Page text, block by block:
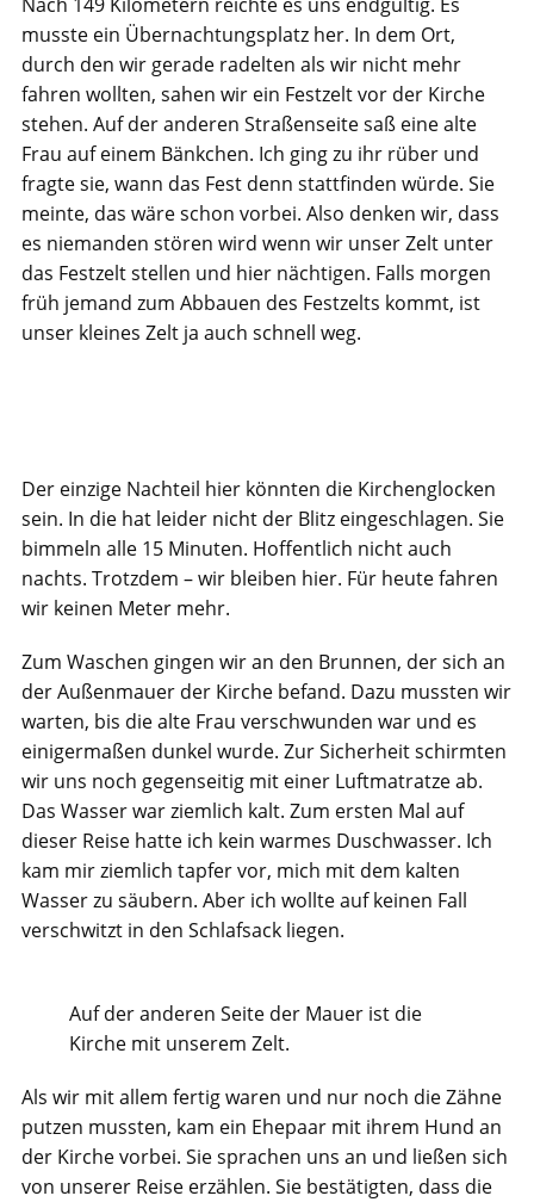
musste ein Übernachtungsplatz her. In dem Ort,
durch den wir gerade radelten als wir nicht mehr
fahren wollten, sahen wir ein Festzelt vor der Kirche
stehen. Auf der anderen Straßenseite saß eine alte
Frau auf einem Bänkchen. Ich ging zu ihr rüber und
fragte sie, wann das Fest denn stattfinden würde. Sie
meinte, das wäre schon vorbei. Also denken wir, dass
es niemanden stören wird wenn wir unser Zelt unter
das Festzelt stellen und hier nächtigen. Falls morgen
früh jemand zum Abbauen des Festzelts kommt, ist
unser kleines Zelt ja auch schnell weg.
Der einzige Nachteil hier könnten die Kirchenglocken
sein. In die hat leider nicht der Blitz eingeschlagen. Sie
bimmeln alle 15 Minuten. Hoffentlich nicht auch
nachts. Trotzdem – wir bleiben hier. Für heute fahren
wir keinen Meter mehr.
Zum Waschen gingen wir an den Brunnen, der sich an
der Außenmauer der Kirche befand. Dazu mussten wir
warten, bis die alte Frau verschwunden war und es
einigermaßen dunkel wurde. Zur Sicherheit schirmten
wir uns noch gegenseitig mit einer Luftmatratze ab.
Das Wasser war ziemlich kalt. Zum ersten Mal auf
dieser Reise hatte ich kein warmes Duschwasser. Ich
kam mir ziemlich tapfer vor, mich mit dem kalten
Wasser zu säubern. Aber ich wollte auf keinen Fall
verschwitzt in den Schlafsack liegen.
Auf der anderen Seite der Mauer ist die
Kirche mit unserem Zelt.
Als wir mit allem fertig waren und nur noch die Zähne
putzen mussten, kam ein Ehepaar mit ihrem Hund an
der Kirche vorbei. Sie sprachen uns an und ließen sich
von unserer Reise erzählen. Sie bestätigten, dass die